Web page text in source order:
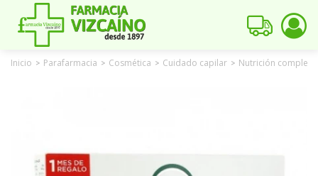
Inicio > Parafarmacia > Cosmética > Cuidado capilar > Nutrición